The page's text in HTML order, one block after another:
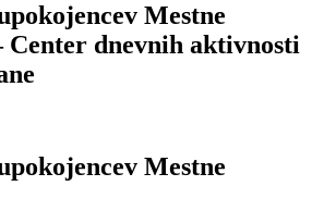
Mestne
Center dnevnih aktivnosti
Mestne